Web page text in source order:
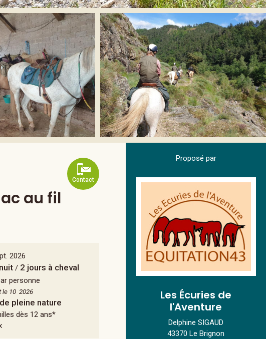
Contact
au fil
2026
/ 2 jours à cheval
personne
le 10 2026
pleine nature
dès 12 ans*
Proposé par
Les Écuries de
l'Aventure
Delphine SIGAUD
43370 Le Brignon